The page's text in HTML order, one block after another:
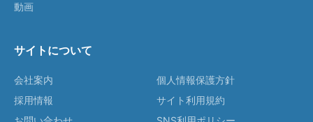
動画
サイトについて
会社案内
採用情報
個人情報保護方針
サイト利用規約